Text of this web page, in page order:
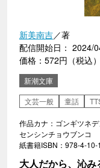
新美南吉／著
配信開始日： 2024/
価格：572円（税込）
新潮文庫
文芸一般
童話
作品カナ：ゴンギツネ
センシンチョウブンコ
紙書籍ISBN：978-4-10-
大人だから、沁